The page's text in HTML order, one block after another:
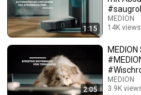
http://bit.ly/2gHTiNS Wir bei MEDION machen neueste Technologien für
alle zugänglich. Ohne viel
Sonderfunktionen, aber mit viel
moderne Technik zu einem fairen
1:15
MEDION
14K views
2:05
MEDION
3.9K